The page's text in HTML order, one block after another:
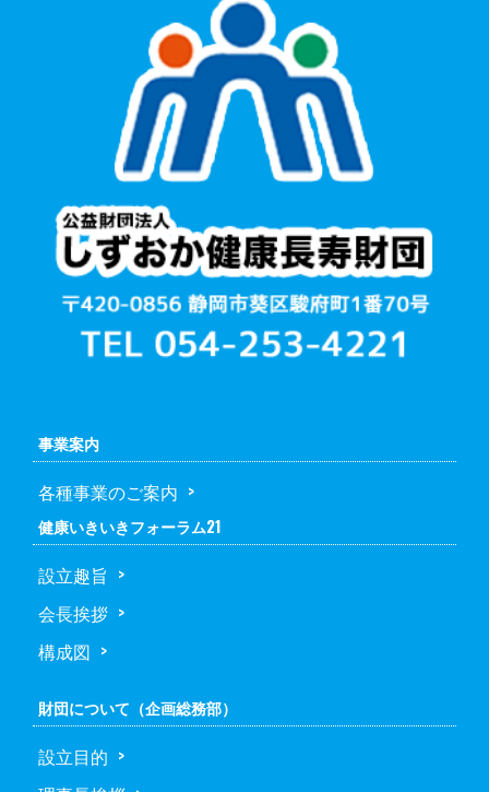
事業案内
各種事業のご案内
健康いきいきフォーラム21
設立趣旨
会長挨拶
構成図
財団について（企画総務部）
設立目的